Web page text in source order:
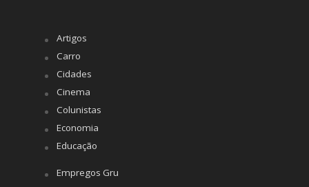
Artigos
Carro
Cidades
Cinema
Colunistas
Economia
Educação
Empregos Gru